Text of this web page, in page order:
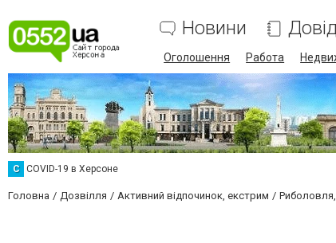
Новини
Оголошення Работа
C COVID-19 в Херсоне
Головна Дозвілля Активний відпочинок, екстрим